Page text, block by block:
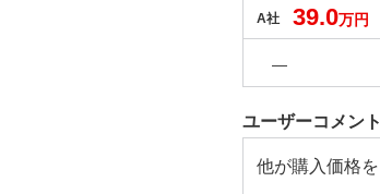
A社 39.0万円
―
ユーザーコメント
他が購入価格